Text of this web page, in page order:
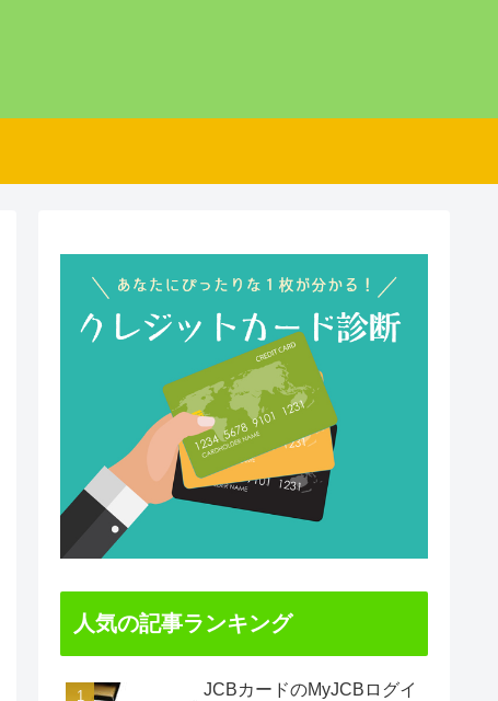
人気の記事ランキング
JCBカードのMyJCBログイ